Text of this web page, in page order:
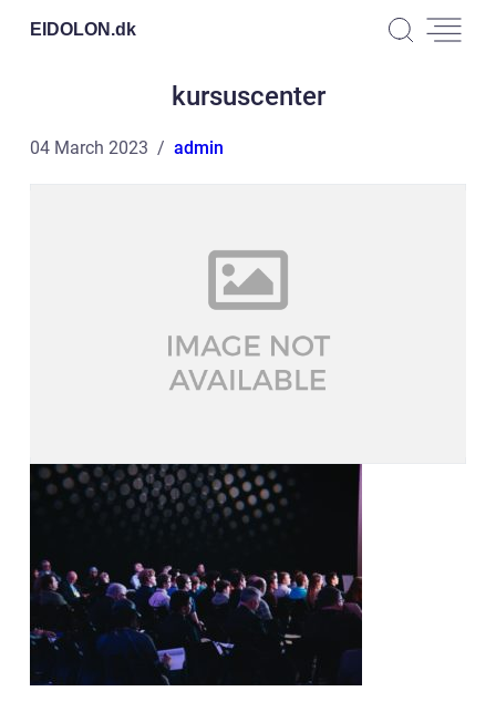
EIDOLON.dk
kursuscenter
04 March 2023 admin